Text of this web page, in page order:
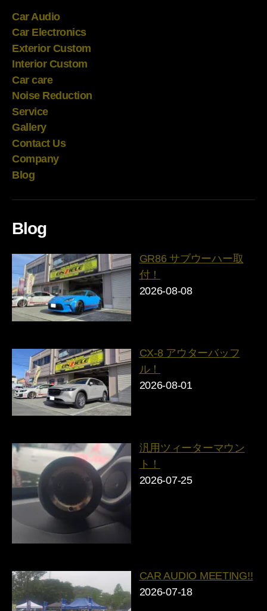
Car Audio
Car Electronics
Exterior Custom
Interior Custom
Car care
Noise Reduction
Service
Gallery
Contact Us
Company
Blog
Blog
GR86 サブウーハー取
付！
2026-08-08
CX-8 アウターバッフ
ル！
2026-08-01
汎用ツィーターマウン
ト！
2026-07-25
CAR AUDIO MEETING!!
2026-07-18